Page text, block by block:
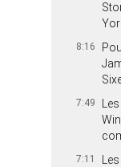
8:16
7:49
7:11